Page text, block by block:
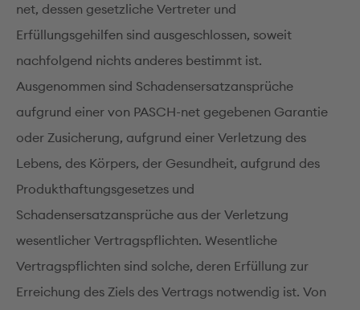
net, dessen gesetzliche Vertreter und
Erfüllungsgehilfen sind ausgeschlossen, soweit
nachfolgend nichts anderes bestimmt ist.
Ausgenommen sind Schadensersatzansprüche
aufgrund einer von PASCH-net gegebenen Garantie
oder Zusicherung, aufgrund einer Verletzung des
Lebens, des Körpers, der Gesundheit, aufgrund des
Produkthaftungsgesetzes und
Schadensersatzansprüche aus der Verletzung
wesentlicher Vertragspflichten. Wesentliche
Vertragspflichten sind solche, deren Erfüllung zur
Erreichung des Ziels des Vertrags notwendig ist. Von